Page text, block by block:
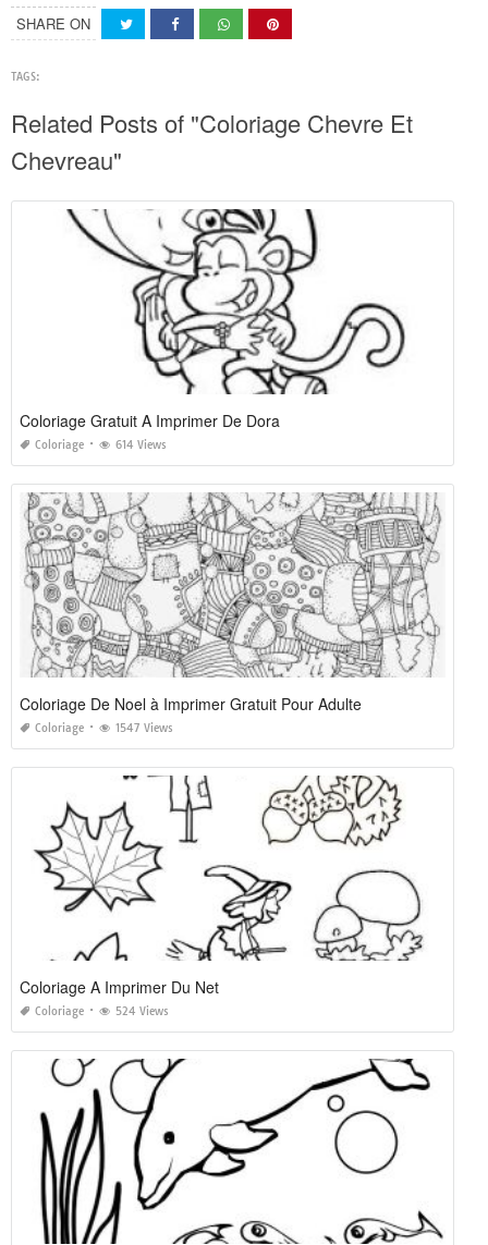
SHARE ON
TAGS:
Related Posts of "Coloriage Chevre Et
Chevreau"
Coloriage Gratuit A Imprimer De Dora
Coloriage 614 Views
Coloriage De Noel à Imprimer Gratuit Pour Adulte
Coloriage 1547 Views
Coloriage A Imprimer Du Net
Coloriage 524 Views